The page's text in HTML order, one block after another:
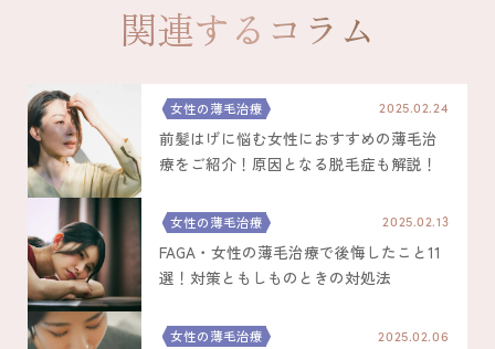
関連するコラム
女性の薄毛治療 2025.02.24
前髪はげに悩む女性におすすめの薄毛治
療をご紹介！原因となる脱毛症も解説！
女性の薄毛治療 2025.02.13
FAGA・女性の薄毛治療で後悔したこと11
選！対策ともしものときの対処法
女性の薄毛治療 2025.02.06